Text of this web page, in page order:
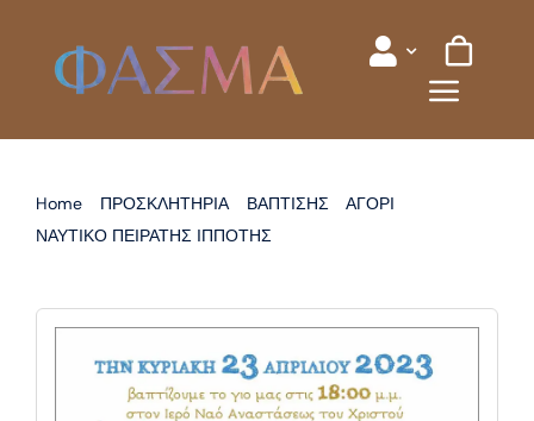
content
Home ΠΡΟΣΚΛΗΤΗΡΙΑ ΒΑΠΤΙΣΗΣ
ΑΓΟΡΙ
ΝΑΥΤΙΚΟ ΠΕΙΡΑΤΗΣ ΙΠΠΟΤΗΣ